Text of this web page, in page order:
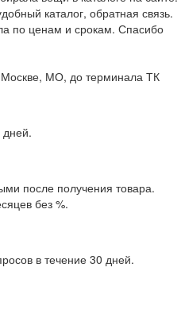
каталог, обратная связь.
по ценам и срокам. Спасибо
МО, до терминала ТК
дней.
после получения товара.
без %.
в течение 30 дней.